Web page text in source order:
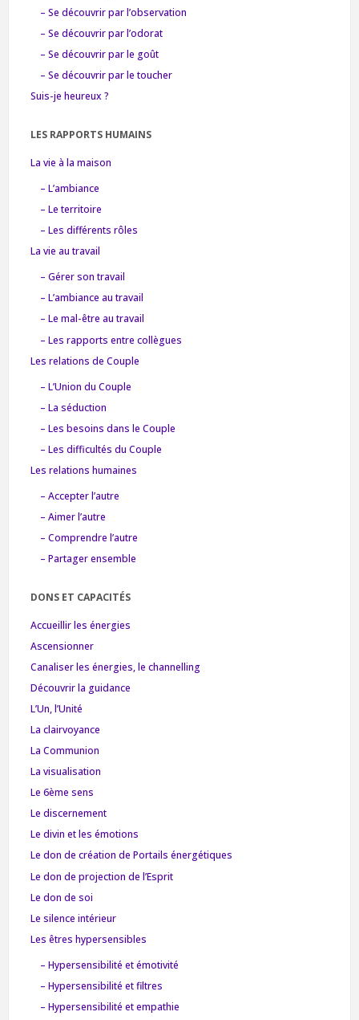
– Se découvrir par l’observation
– Se découvrir par l’odorat
– Se découvrir par le goût
– Se découvrir par le toucher
Suis-je heureux ?
LES RAPPORTS HUMAINS
La vie à la maison
– L’ambiance
– Le territoire
– Les différents rôles
La vie au travail
– Gérer son travail
– L’ambiance au travail
– Le mal-être au travail
– Les rapports entre collègues
Les relations de Couple
– L’Union du Couple
– La séduction
– Les besoins dans le Couple
– Les difficultés du Couple
Les relations humaines
– Accepter l’autre
– Aimer l’autre
– Comprendre l’autre
– Partager ensemble
DONS ET CAPACITÉS
Accueillir les énergies
Ascensionner
Canaliser les énergies, le channelling
Découvrir la guidance
L’Un, l’Unité
La clairvoyance
La Communion
La visualisation
Le 6ème sens
Le discernement
Le divin et les émotions
Le don de création de Portails énergétiques
Le don de projection de l’Esprit
Le don de soi
Le silence intérieur
Les êtres hypersensibles
– Hypersensibilité et émotivité
– Hypersensibilité et filtres
– Hypersensibilité et empathie